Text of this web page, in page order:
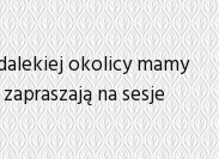
okolicy mamy
na sesje